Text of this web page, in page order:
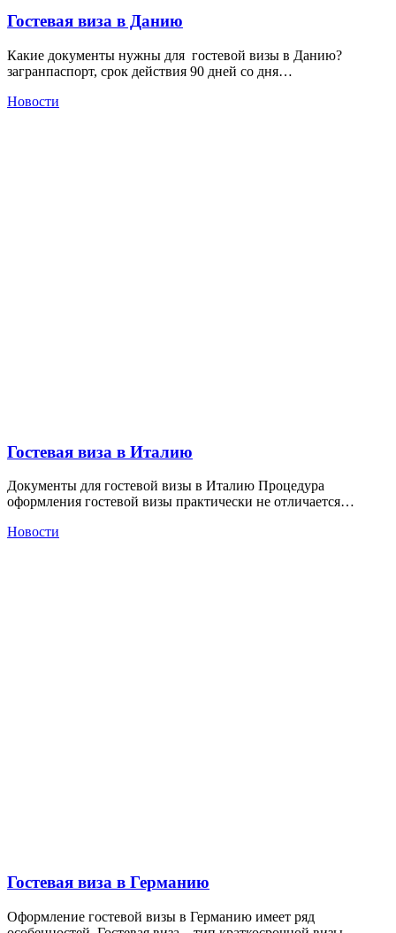
Гостевая виза в Данию
Какие документы нужны для гостевой визы в Данию?
загранпаспорт, срок действия 90 дней со дня…
Новости
Гостевая виза в Италию
Документы для гостевой визы в Италию Процедура
оформления гостевой визы практически не отличается…
Новости
Гостевая виза в Германию
Оформление гостевой визы в Германию имеет ряд